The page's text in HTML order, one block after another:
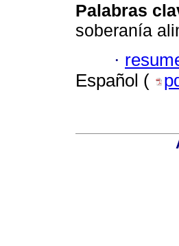
Palabras
soberanía
·
Español (